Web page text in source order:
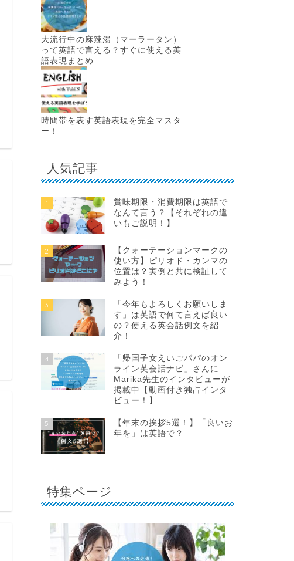
大流行中の麻辣湯（マーラータン）
って英語で言える？すぐに使える英
語表現まとめ
時間帯を表す英語表現を完全マスタ
ー！
人気記事
1
賞味期限・消費期限は英語で
なんて言う？【それぞれの違
いもご説明！】
2
【クォーテーションマークの
使い方】ピリオド・カンマの
位置は？実例と共に検証して
みよう！
3
「今年もよろしくお願いしま
す」は英語で何て言えば良い
の？使える英会話例文を紹
介！
4
「帰国子女えいごパパのオン
ライン英会話ナビ」さんに
Marika先生のインタビューが
掲載中【動画付き独占インタ
ビュー！】
5
【年末の挨拶5選！】「良いお
年を」は英語で？
特集ページ